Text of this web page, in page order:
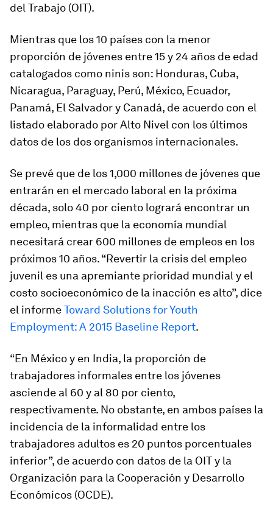
del Trabajo (OIT).
Mientras que los 10 países con la menor
proporción de jóvenes entre 15 y 24 años de edad
catalogados como ninis son: Honduras, Cuba,
Nicaragua, Paraguay, Perú, México, Ecuador,
Panamá, El Salvador y Canadá, de acuerdo con el
listado elaborado porAlto Nivel con los últimos
datos de los dos organismos internacionales.
Se prevé que de los 1,000 millones de jóvenes que
entrarán en el mercado laboral en la próxima
década, solo 40 por ciento logrará encontrar un
empleo, mientras que la economía mundial
necesitará crear 600 millones de empleos en los
próximos 10 años. “Revertir la crisis del empleo
juvenil es una apremiante prioridad mundial y el
costo socioeconómico de la inacción es alto”, dice
el informeToward Solutions for Youth
Employment: A 2015 Baseline Report.
“En México y en India, la proporción de
trabajadores informales entre los jóvenes
asciende al 60 y al 80 por ciento,
respectivamente. No obstante, en ambos países la
incidencia de la informalidad entre los
trabajadores adultos es 20 puntos porcentuales
inferior”, de acuerdo con datos de la OIT y la
Organización para la Cooperación y Desarrollo
Económicos (OCDE).